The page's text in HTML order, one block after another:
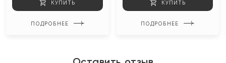
КУПИТЬ
ПОДРОБНЕЕ
КУПИТЬ
ПОДРОБНЕЕ